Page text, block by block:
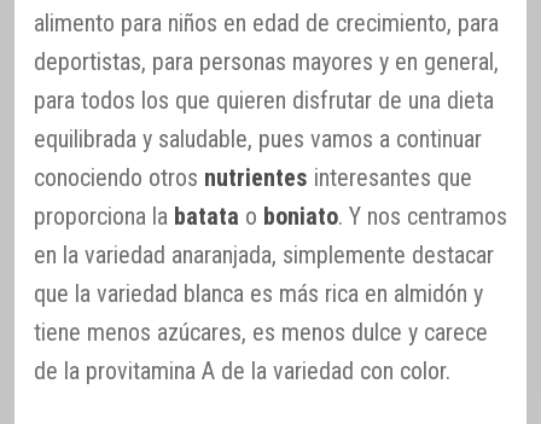
alimento para niños en edad de crecimiento, para
deportistas, para personas mayores y en general,
para todos los que quieren disfrutar de una dieta
equilibrada y saludable, pues vamos a continuar
conociendo otros nutrientes interesantes que
proporciona la batata o boniato. Y nos centramos
en la variedad anaranjada, simplemente destacar
que la variedad blanca es más rica en almidón y
tiene menos azúcares, es menos dulce y carece
de la provitamina A de la variedad con color.